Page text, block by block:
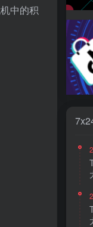
中的积